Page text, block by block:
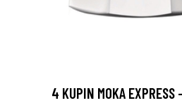
4 KUPIN MOKA EXPRESS